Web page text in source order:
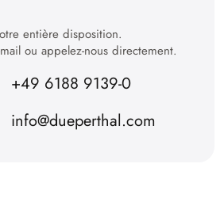
entière disposition.
ou appelez-nous directement.
+49 6188 9139-0
info@dueperthal.com